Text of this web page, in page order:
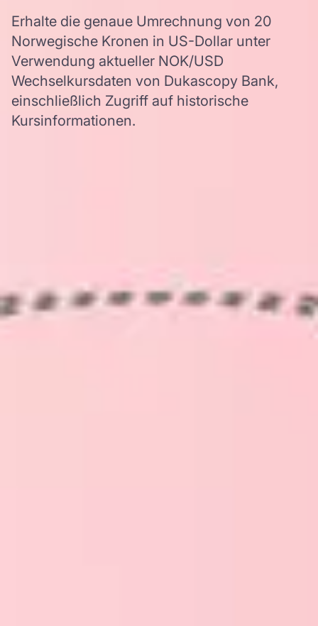
Erhalte die genaue Umrechnung von 20
Norwegische Kronen in US-Dollar unter
Verwendung aktueller NOK/USD
Wechselkursdaten von Dukascopy Bank,
einschließlich Zugriff auf historische
Kursinformationen.